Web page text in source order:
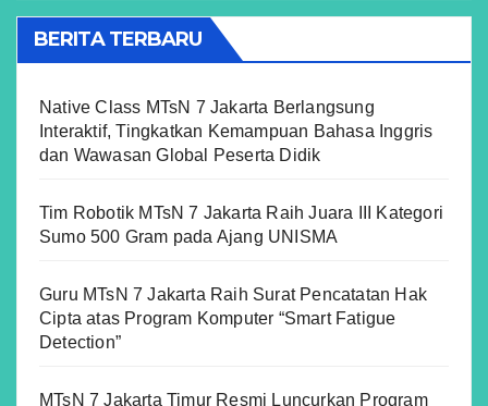
BERITA TERBARU
Native Class MTsN 7 Jakarta Berlangsung
Interaktif, Tingkatkan Kemampuan Bahasa Inggris
dan Wawasan Global Peserta Didik
Tim Robotik MTsN 7 Jakarta Raih Juara III Kategori
Sumo 500 Gram pada Ajang UNISMA
Guru MTsN 7 Jakarta Raih Surat Pencatatan Hak
Cipta atas Program Komputer “Smart Fatigue
Detection”
MTsN 7 Jakarta Timur Resmi Luncurkan Program